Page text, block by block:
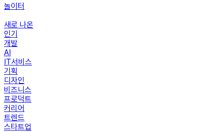
놀이터
새로 나온
인기
개발
AI
IT서비스
기획
디자인
비즈니스
프로덕트
커리어
트렌드
스타트업